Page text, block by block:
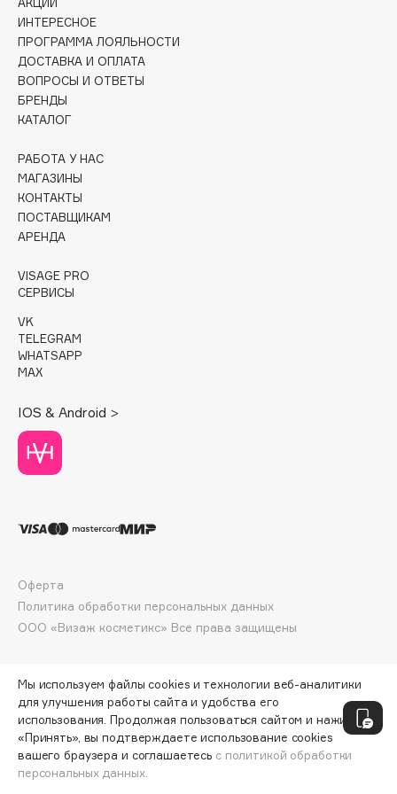
Collagenina
Corimo
CosRX
Cottolina
Cunzite
Curaprox
D
d'Alba
DARLING*
Darphin
Deonica
Dessange
Dior
Dolomit
DP Daily Perfection
Dr. Vranjes Firenze
Dr.Althea
Dr.Jart+
DSD de Luxe
Dyson
ДОБАВИТЬ В КОРЗИНУ
ИНТЕРЕСНОЕ
ПРОГРАММА ЛОЯЛЬНОСТИ
ДОСТАВКА И ОПЛАТА
ВОПРОСЫ И ОТВЕТЫ
БРЕНДЫ
КАТАЛОГ
РАБОТА У НАС
МАГАЗИНЫ
КОНТАКТЫ
ПОСТАВЩИКАМ
АРЕНДА
VISAGE PRO
СЕРВИСЫ
VK
TELEGRAM
WHATSAPP
MAX
IOS & Android >
ООО «Визаж косметикс» Все права защищены
Оферта
Политика обработки персональных данных
Мы используем файлы cookies и технологии веб-аналитики
для улучшения работы сайта и удобства его
использования. Продолжая пользоваться сайтом и нажимая
«Принять», вы подтверждаете использование cookies
вашего браузера и соглашаетесь с политикой обработки
персональных данных.